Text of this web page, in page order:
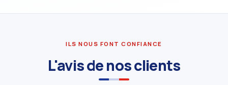
ILS NOUS FONT CONFIANCE
L'avis de nos clients